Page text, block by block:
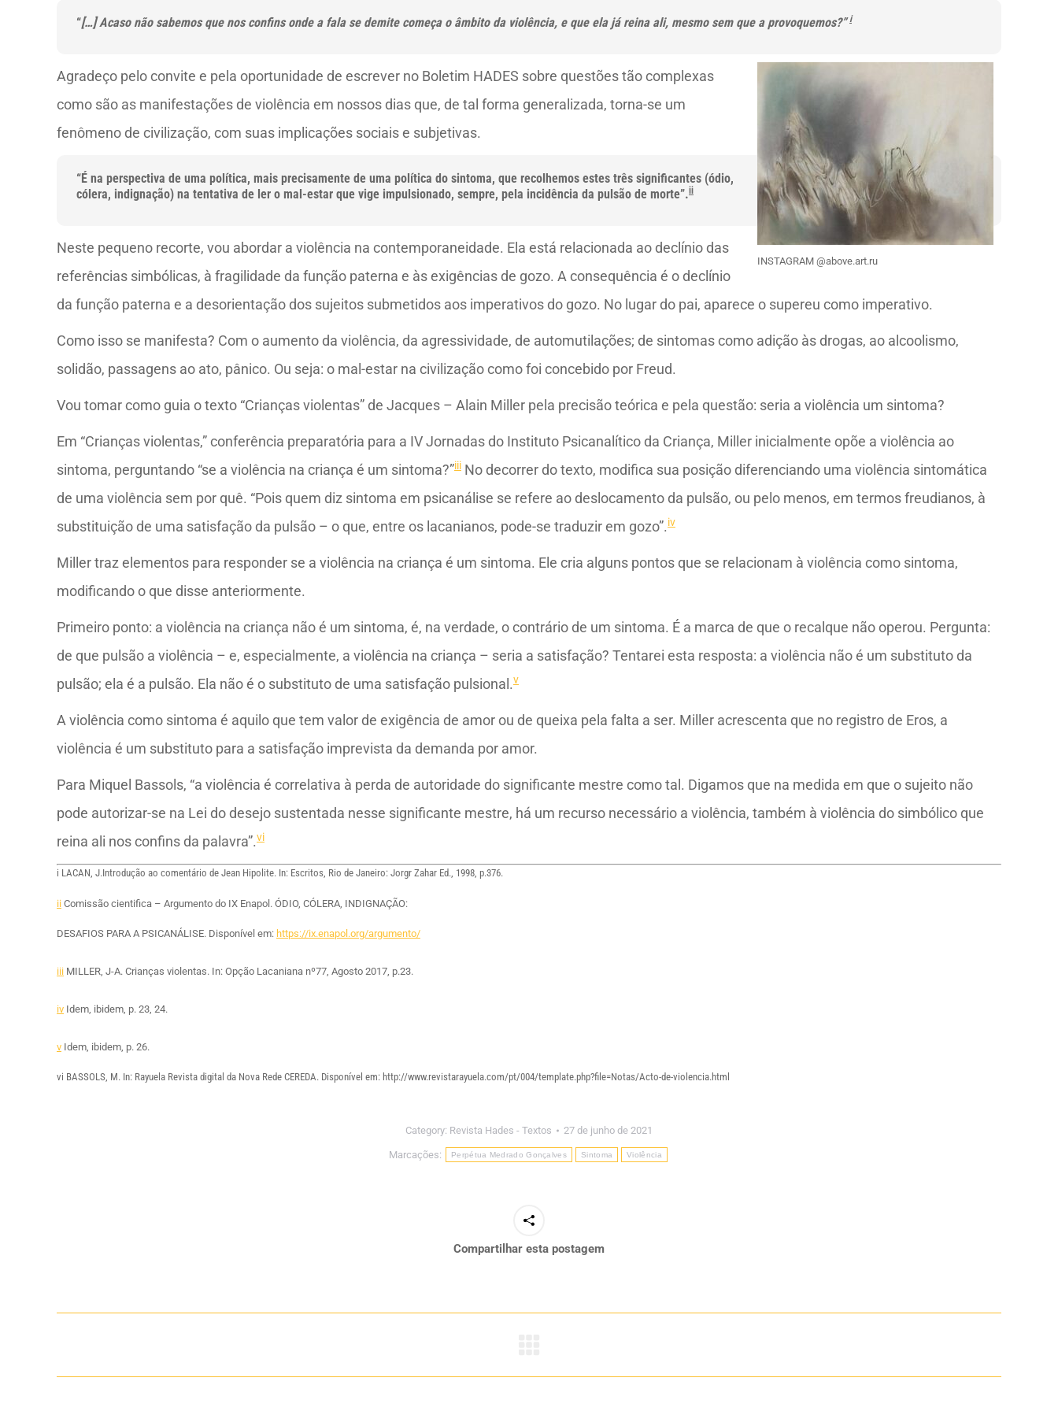
“[…] Acaso não sabemos que nos confins onde a fala se demite começa o âmbito da violência, e que ela já reina ali, mesmo sem que a provoquemos?”i
INSTAGRAM @above.art.ru
Agradeço pelo convite e pela oportunidade de escrever no Boletim HADES sobre questões tão complexas
como são as manifestações de violência em nossos dias que, de tal forma generalizada, torna-se um
fenômeno de civilização, com suas implicações sociais e subjetivas.
“É na perspectiva de uma política, mais precisamente de uma política do sintoma, que recolhemos estes três significantes (ódio,
cólera, indignação) na tentativa de ler o mal-estar que vige impulsionado, sempre, pela incidência da pulsão de morte”.ii
Neste pequeno recorte, vou abordar a violência na contemporaneidade. Ela está relacionada ao declínio das
referências simbólicas, à fragilidade da função paterna e às exigências de gozo. A consequência é o declínio
da função paterna e a desorientação dos sujeitos submetidos aos imperativos do gozo. No lugar do pai, aparece o supereu como imperativo.
Como isso se manifesta? Com o aumento da violência, da agressividade, de automutilações; de sintomas como adição às drogas, ao alcoolismo,
solidão, passagens ao ato, pânico. Ou seja: o mal-estar na civilização como foi concebido por Freud.
Vou tomar como guia o texto “Crianças violentas” de Jacques – Alain Miller pela precisão teórica e pela questão: seria a violência um sintoma?
Em “Crianças violentas,” conferência preparatória para a IV Jornadas do Instituto Psicanalítico da Criança, Miller inicialmente opõe a violência ao
sintoma, perguntando “se a violência na criança é um sintoma?”iii No decorrer do texto, modifica sua posição diferenciando uma violência sintomática
de uma violência sem por quê. “Pois quem diz sintoma em psicanálise se refere ao deslocamento da pulsão, ou pelo menos, em termos freudianos, à
substituição de uma satisfação da pulsão – o que, entre os lacanianos, pode-se traduzir em gozo”.iv
Miller traz elementos para responder se a violência na criança é um sintoma. Ele cria alguns pontos que se relacionam à violência como sintoma,
modificando o que disse anteriormente.
Primeiro ponto: a violência na criança não é um sintoma, é, na verdade, o contrário de um sintoma. É a marca de que o recalque não operou. Pergunta:
de que pulsão a violência – e, especialmente, a violência na criança – seria a satisfação? Tentarei esta resposta: a violência não é um substituto da
pulsão; ela é a pulsão. Ela não é o substituto de uma satisfação pulsional.v
A violência como sintoma é aquilo que tem valor de exigência de amor ou de queixa pela falta a ser. Miller acrescenta que no registro de Eros, a
violência é um substituto para a satisfação imprevista da demanda por amor.
Para Miquel Bassols, “a violência é correlativa à perda de autoridade do significante mestre como tal. Digamos que na medida em que o sujeito não
pode autorizar-se na Lei do desejo sustentada nesse significante mestre, há um recurso necessário a violência, também à violência do simbólico que
reina ali nos confins da palavra”.vi
i LACAN, J.Introdução ao comentário de Jean Hipolite. In: Escritos, Rio de Janeiro: Jorgr Zahar Ed., 1998, p.376.
ii Comissão cientifica – Argumento do IX Enapol. ÓDIO, CÓLERA, INDIGNAÇÃO:
DESAFIOS PARA A PSICANÁLISE. Disponível em: https://ix.enapol.org/argumento/
iii MILLER, J-A. Crianças violentas. In: Opção Lacaniana nº77, Agosto 2017, p.23.
iv Idem, ibidem, p. 23, 24.
v Idem, ibidem, p. 26.
vi BASSOLS, M. In: Rayuela Revista digital da Nova Rede CEREDA. Disponível em: http://www.revistarayuela.com/pt/004/template.php?file=Notas/Acto-de-violencia.html
Category: Revista Hades - Textos 27 de junho de 2021
Marcações: Perpétua Medrado Gonçalves Sintoma Violência
Compartilhar esta postagem
post: